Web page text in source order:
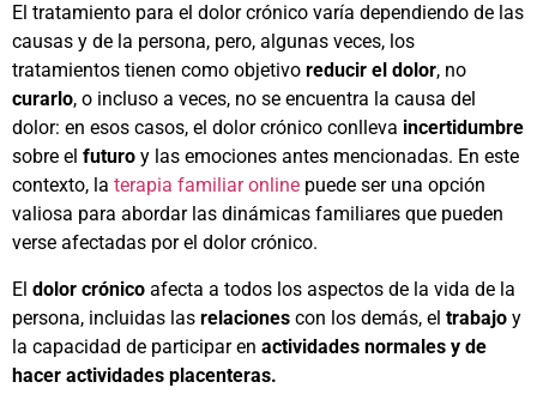
El tratamiento para el dolor crónico varía dependiendo de las
causas y de la persona, pero, algunas veces, los
tratamientos tienen como objetivo reducir el dolor, no
curarlo, o incluso a veces, no se encuentra la causa del
dolor: en esos casos, el dolor crónico conlleva incertidumbre
sobre el futuro y las emociones antes mencionadas. En este
contexto, la terapia familiar online puede ser una opción
valiosa para abordar las dinámicas familiares que pueden
verse afectadas por el dolor crónico.
El dolor crónico afecta a todos los aspectos de la vida de la
persona, incluidas las relaciones con los demás, el trabajo y
la capacidad de participar en actividades normales y de
hacer actividades placenteras.